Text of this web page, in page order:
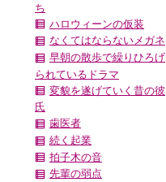
ち
ハロウィーンの仮装
なくてはならないメガネ
早朝の散歩で繰りひろげ
られているドラマ
変貌を遂げていく昔の彼
氏
歯医者
続く起業
拍子木の音
先輩の弱点